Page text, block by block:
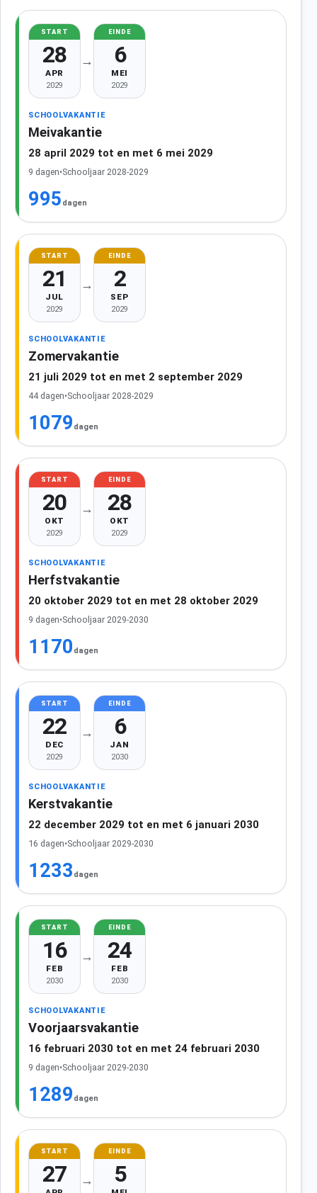
START
28
APR
2029
→
EINDE
6
MEI
2029
SCHOOLVAKANTIE
Meivakantie
28 april 2029 tot en met 6 mei 2029
9 dagen•Schooljaar 2028-2029
995 dagen
START
21
JUL
2029
→
EINDE
2
SEP
2029
SCHOOLVAKANTIE
Zomervakantie
21 juli 2029 tot en met 2 september 2029
44 dagen•Schooljaar 2028-2029
1079 dagen
START
20
OKT
2029
→
EINDE
28
OKT
2029
SCHOOLVAKANTIE
Herfstvakantie
20 oktober 2029 tot en met 28 oktober 2029
9 dagen•Schooljaar 2029-2030
1170 dagen
START
22
DEC
2029
→
EINDE
6
JAN
2030
SCHOOLVAKANTIE
Kerstvakantie
22 december 2029 tot en met 6 januari 2030
16 dagen•Schooljaar 2029-2030
1233 dagen
START
16
FEB
2030
→
EINDE
24
FEB
2030
SCHOOLVAKANTIE
Voorjaarsvakantie
16 februari 2030 tot en met 24 februari 2030
9 dagen•Schooljaar 2029-2030
1289 dagen
START
27 →
EINDE
5